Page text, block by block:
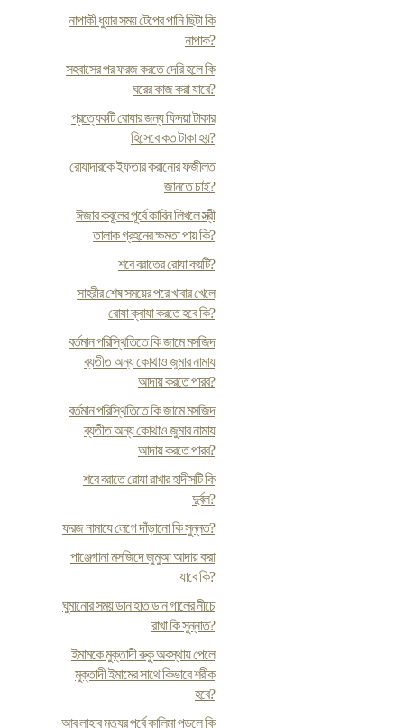
নাপাকী ধুয়ার সময় টেপের পানি ছিটা কি
নাপাক?
সহবাসের পর ফরজ করতে দেরি হলে কি
ঘরের কাজ করা যাবে?
প্রত্যেকটি রোযার জন্য ফিদয়া টাকার
হিসেবে কত টাকা হয়?
রোযাদারকে ইফতার করানোর ফজীলত
জানতে চাই?
ঈজাব কবূলের পূর্বে কাবিন লিখলে স্ত্রী
তালাক গ্রহনের ক্ষমতা পায় কি?
শবে বরাতের রোযা কয়টি?
সাহরীর শেষ সময়ের পরে খাবার খেলে
রোযা ক্বাযা করতে হবে কি?
বর্তমান পরিস্থিতিতে কি জামে মসজিদ
ব্যতীত অন্য কোথাও জুমার নামায
আদায় করতে পারব?
বর্তমান পরিস্থিতিতে কি জামে মসজিদ
ব্যতীত অন্য কোথাও জুমার নামায
আদায় করতে পারব?
শবে বরাতে রোযা রাখার হাদীসটি কি
দুর্বল?
ফরজ নামাযে লেগে দাঁড়ানো কি সুন্নত?
পাঞ্জেগানা মসজিদে জুমুআ আদায় করা
যাবে কি?
ঘুমানোর সময় ডান হাত ডান গালের নীচে
রাখা কি সুন্নাত?
ইমামকে মুক্তাদী রুকু অবস্থায় পেলে
মুক্তাদী ইমামের সাথে কিভাবে শরীক
হবে?
আবু লাহাব মৃত্যুর পূর্বে কালিমা পড়লে কি